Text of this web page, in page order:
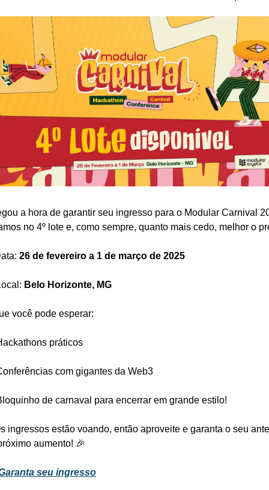
a hora de garantir seu ingresso para o Modular Carnival
no 4º lote e, como sempre, quanto mais cedo, melhor o
26 de fevereiro a 1 de março de 2025
Belo Horizonte, MG
você pode esperar:
práticos
com gigantes da Web3
de carnaval para encerrar em grande estilo!
ingressos estão voando, então aproveite e garanta o seu
aumento! 🎉
seu ingresso